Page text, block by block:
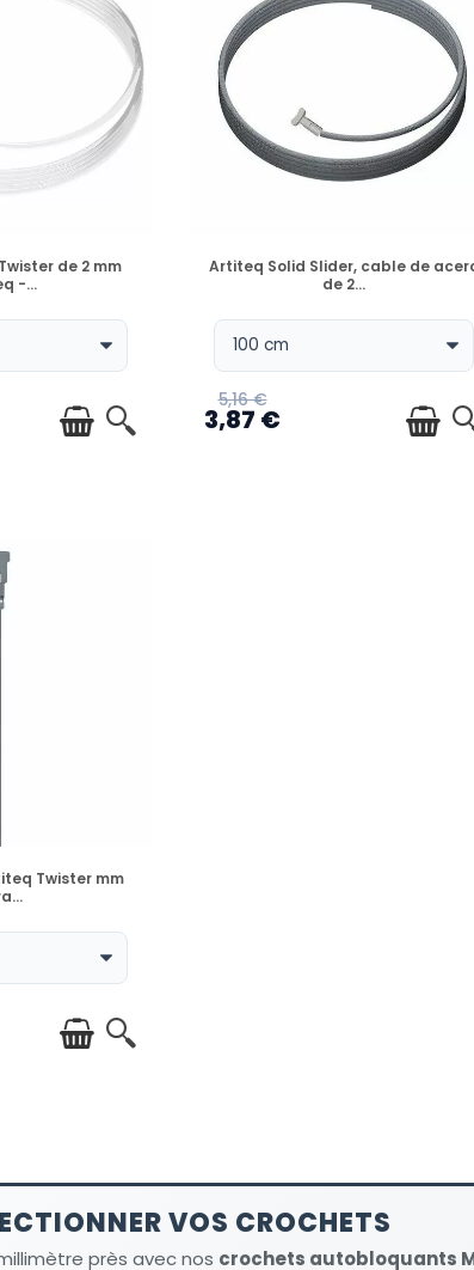
de 2 mm
-...
DISPONIBLE
Artiteq Solid Slider, cable de
de 2...
5,16 €
3,87 €
Twister mm
VOS CROCHETS
près avec nos crochets autobloquants